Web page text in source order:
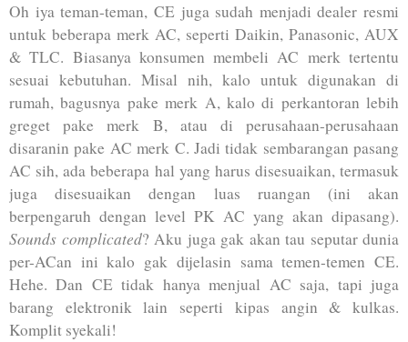
Oh iya teman-teman, CE juga sudah menjadi dealer resmi
untuk beberapa merk AC, seperti Daikin, Panasonic, AUX
& TLC. Biasanya konsumen membeli AC merk tertentu
sesuai kebutuhan. Misal nih, kalo untuk digunakan di
rumah, bagusnya pake merk A, kalo di perkantoran lebih
greget pake merk B, atau di perusahaan-perusahaan
disaranin pake AC merk C. Jadi tidak sembarangan pasang
AC sih, ada beberapa hal yang harus disesuaikan, termasuk
juga disesuaikan dengan luas ruangan (ini akan
berpengaruh dengan level PK AC yang akan dipasang).
Sounds complicated? Aku juga gak akan tau seputar dunia
per-ACan ini kalo gak dijelasin sama temen-temen CE.
Hehe. Dan CE tidak hanya menjual AC saja, tapi juga
barang elektronik lain seperti kipas angin & kulkas.
Komplit syekali!